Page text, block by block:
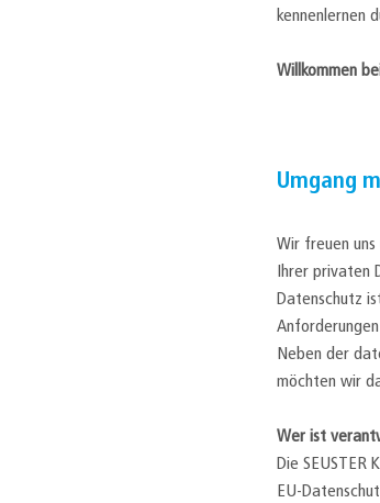
kennenlernen
Willkommen
Umgang
Wir freuen uns
Ihrer privaten
Datenschutz
Neben der
möchten wir
Wer ist
Die SEUSTER
EU-